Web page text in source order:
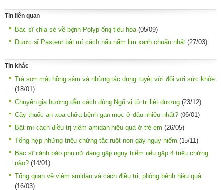
Tin liên quan
Bác sĩ chia sẻ về bệnh Polyp ống tiêu hóa(05/09)
Dược sĩ Pasteur bật mí cách nấu nấm lim xanh chuẩn nhất (27/03)
Tin khác
Trà sơn mật hồng sâm và những tác dụng tuyệt vời đối với sức khỏe
(18/01)
Chuyên gia hướng dẫn cách dùng Ngũ vị tử trị liệt dương (23/12)
Cây thuốc an xoa chữa bệnh gan mọc ở đâu nhiều nhất? (06/01)
Bật mí cách điều trị viêm amidan hiệu quả ở trẻ em (26/05)
Tổng hợp những triệu chứng tắc ruột non gây nguy hiểm (15/11)
Bác sĩ cảnh báo phụ nữ đang gặp nguy hiểm nếu gặp 4 triệu chứng
nào? (14/01)
Tổng quan về viêm amidan và cách điều trị, phòng bệnh hiệu quả
(16/03)